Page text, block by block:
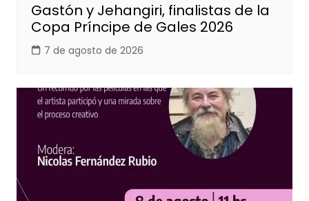
Gastón y Jehangiri, finalistas de la
Copa Príncipe de Gales 2026
7 de agosto de 2026